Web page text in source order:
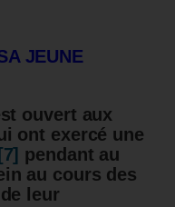
JEUNE
ouvert aux
ont exercé une
[7] pendant au
au cours des
leur